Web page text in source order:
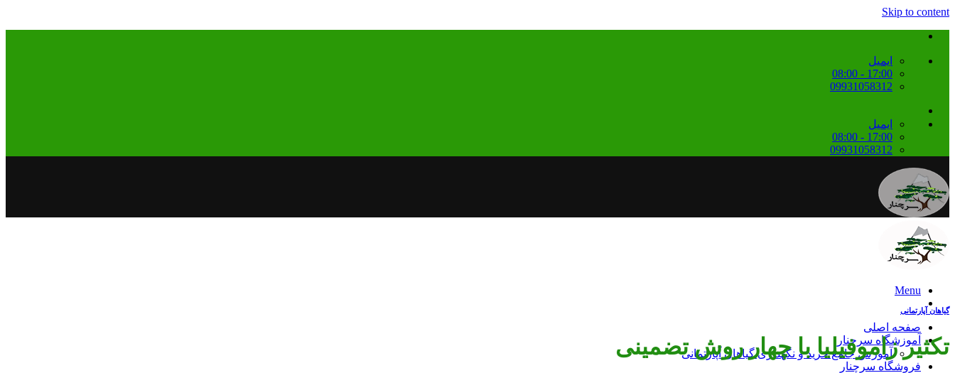
Skip to content
ایمیل
17:00 - 08:00
09931058312
ایمیل
17:00 - 08:00
09931058312
Menu
صفحه اصلی
آموزشگاه سرچنار
آموزش جامع خرید و نگهداری گیاهان آپارتمانی
فروشگاه سرچنار
گیاهان آپارتمانی
تکثیر زاموفیلیا با چهار روش تضمینی